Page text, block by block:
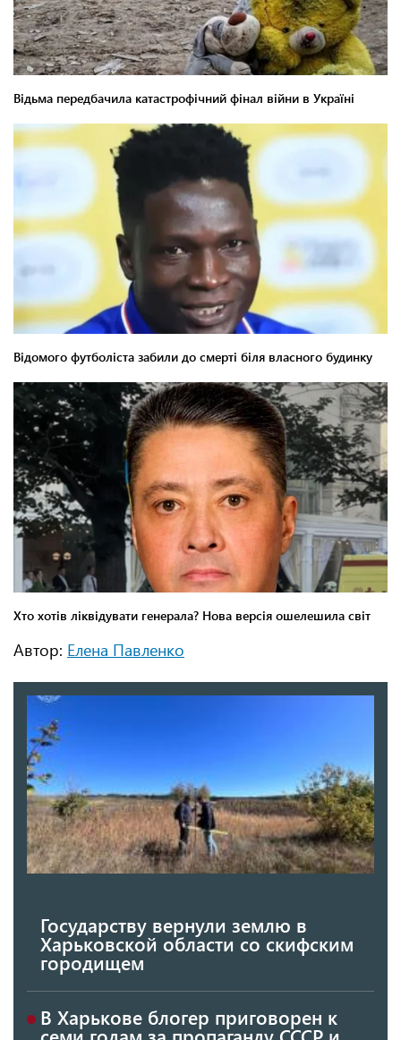
Автор: Елена Павленко
Государству вернули землю в
Харьковской области со скифским
городищем
В Харькове блогер приговорен к